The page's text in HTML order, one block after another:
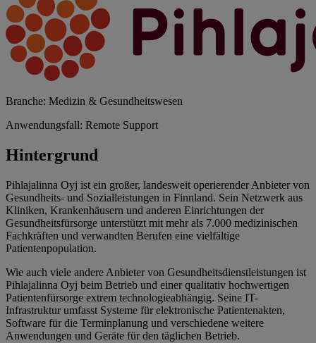
Branche: Medizin & Gesundheitswesen
Anwendungsfall: Remote Support
Hintergrund
Pihlajalinna Oyj ist ein großer, landesweit operierender Anbieter von
Gesundheits- und Sozialleistungen in Finnland. Sein Netzwerk aus
Kliniken, Krankenhäusern und anderen Einrichtungen der
Gesundheitsfürsorge unterstützt mit mehr als 7.000 medizinischen
Fachkräften und verwandten Berufen eine vielfältige
Patientenpopulation.
Wie auch viele andere Anbieter von Gesundheitsdienstleistungen ist
Pihlajalinna Oyj beim Betrieb und einer qualitativ hochwertigen
Patientenfürsorge extrem technologieabhängig. Seine IT-
Infrastruktur umfasst Systeme für elektronische Patientenakten,
Software für die Terminplanung und verschiedene weitere
Anwendungen und Geräte für den täglichen Betrieb.